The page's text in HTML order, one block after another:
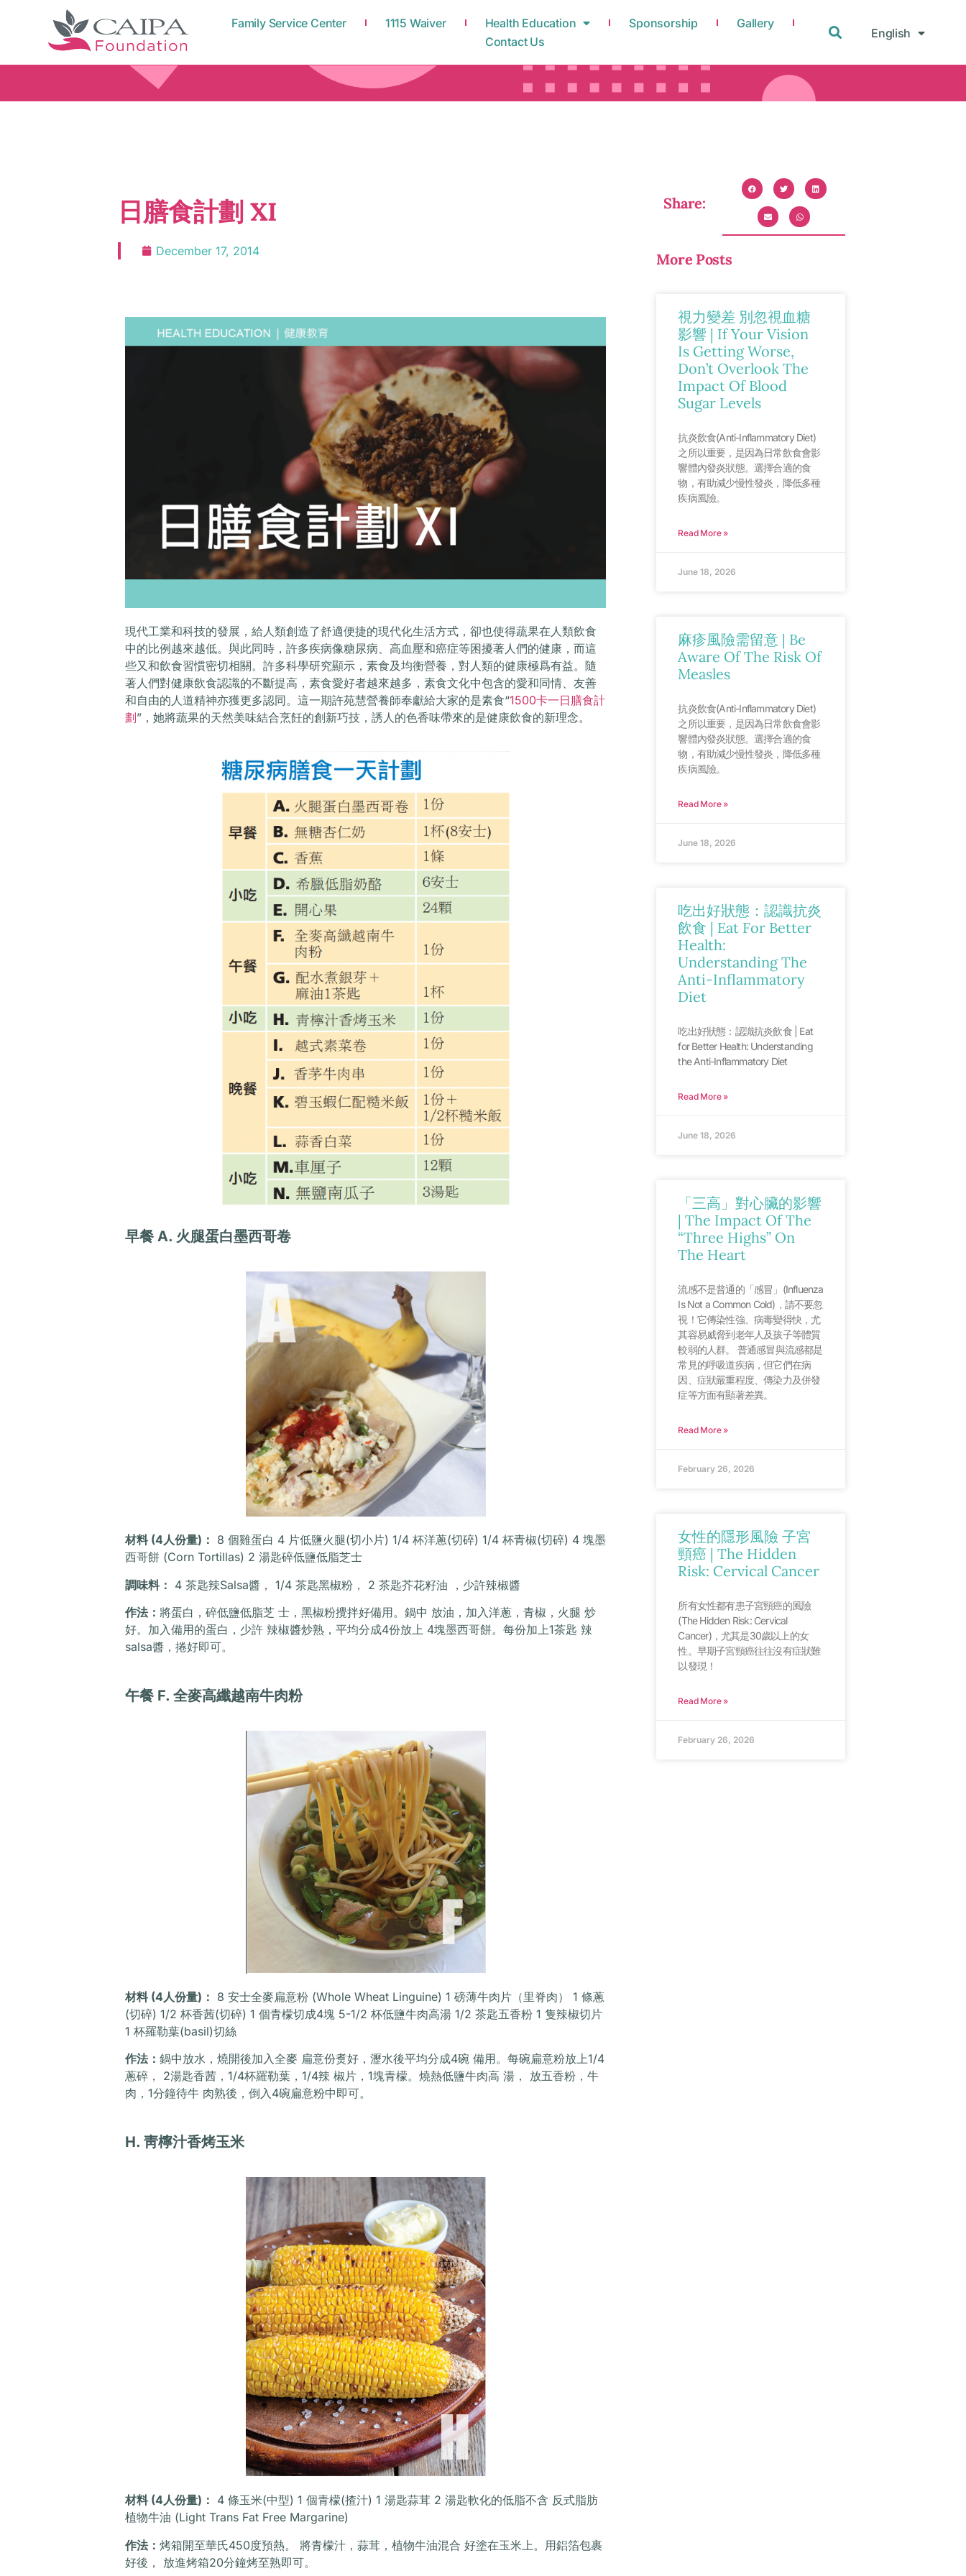
Family Service Center 1115 Waiver Health Education Sponsorship
Gallery
Contact Us
English
中文
日膳食計劃 XI
December 17, 2014
現代工業和科技的發展，給人類創造了舒適便捷的現代化生活方式，卻也使得蔬果在人類飲食
中的比例越來越低。與此同時，許多疾病像糖尿病、高血壓和癌症等困擾著人們的健康，而這
些又和飲食習慣密切相關。許多科學研究顯示，素食及均衡營養，對人類的健康極爲有益。隨
著人們對健康飲食認識的不斷提高，素食愛好者越來越多，素食文化中包含的愛和同情、友善
和自由的人道精神亦獲更多認同。這一期許苑慧營養師奉獻給大家的是素食“1500卡一日膳食計
劃”，她將蔬果的天然美味結合烹飪的創新巧技，誘人的色香味帶來的是健康飲食的新理念。
早餐A. 火腿蛋白墨西哥卷
材料 (4人份量)： 8 個雞蛋白 4 片低鹽火腿(切小片) 1/4 杯洋蔥(切碎) 1/4 杯青椒(切碎) 4 塊墨
西哥餅 (Corn Tortillas) 2 湯匙碎低鹽低脂芝士
調味料： 4 茶匙辣Salsa醬， 1/4 茶匙黑椒粉， 2 茶匙芥花籽油 ，少許辣椒醬
作法： 將蛋白，碎低鹽低脂芝 士，黑椒粉攪拌好備用。鍋中 放油，加入洋蔥，青椒，火腿 炒
好。加入備用的蛋白，少許 辣椒醬炒熟，平均分成4份放上 4塊墨西哥餅。每份加上1茶匙 辣
salsa醬，捲好即可。
午餐 F. 全麥高纖越南牛肉粉
材料 (4人份量)： 8 安士全麥扁意粉 (Whole Wheat Linguine) 1 磅薄牛肉片（里脊肉） 1 條蔥
(切碎) 1/2 杯香茜(切碎) 1 個青檬切成4塊 5-1/2 杯低鹽牛肉高湯 1/2 茶匙五香粉 1 隻辣椒切片
1 杯羅勒葉(basil)切絲
作法：鍋中放水，燒開後加入全麥 扁意份煑好，瀝水後平均分成4碗 備用。每碗扁意粉放上1/4
蔥碎， 2湯匙香茜，1/4杯羅勒葉，1/4辣 椒片，1塊青檬。燒熱低鹽牛肉高 湯， 放五香粉，牛
肉，1分鐘待牛 肉熟後，倒入4碗扁意粉中即可。
H. 靑檸汁香烤玉米
材料 (4人份量)： 4 條玉米(中型) 1 個青檬(揸汁) 1 湯匙蒜茸 2 湯匙軟化的低脂不含 反式脂肪
植物牛油 (Light Trans Fat Free Margarine)
作法：烤箱開至華氏450度預熱。 將青檬汁，蒜茸，植物牛油混合 好塗在玉米上。用鋁箔包裹
好後， 放進烤箱20分鐘烤至熟即可。
Share:
More Posts
視力變差 別忽視血糖
影響 | If Your Vision
Is Getting Worse,
Don’t Overlook The
Impact Of Blood
Sugar Levels
抗炎飲食(Anti-Inflammatory Diet)
之所以重要，是因為日常飲食會影
響體內發炎狀態。選擇合適的食
物，有助減少慢性發炎，降低多種
疾病風險。
Read More »
June 18, 2026
麻疹風險需留意 | Be
Aware Of The Risk Of
Measles
抗炎飲食(Anti-Inflammatory Diet)
之所以重要，是因為日常飲食會影
響體內發炎狀態。選擇合適的食
物，有助減少慢性發炎，降低多種
疾病風險。
Read More »
June 18, 2026
吃出好狀態：認識抗炎
飲食 | Eat For Better
Health:
Understanding The
Anti-Inflammatory
Diet
吃出好狀態：認識抗炎飲食 | Eat
for Better Health: Understanding
the Anti-Inflammatory Diet
Read More »
June 18, 2026
「三高」對心臟的影響
| The Impact Of The
“Three Highs” On
The Heart
流感不是普通的「感冒」(Influenza
Is Not a Common Cold)，請不要忽
視！它傳染性強、病毒變得快，尤
其容易威脅到老年人及孩子等體質
較弱的人群。 普通感冒與流感都是
常見的呼吸道疾病，但它們在病
因、症狀嚴重程度、傳染力及併發
症等方面有顯著差異。
Read More »
February 26, 2026
女性的隱形風險 子宮
頸癌 | The Hidden
Risk: Cervical Cancer
所有女性都有患子宮頸癌的風險
(The Hidden Risk: Cervical
Cancer)，尤其是30歲以上的女
性。早期子宮頸癌往往沒有症狀難
以發現！
Read More »
February 26, 2026